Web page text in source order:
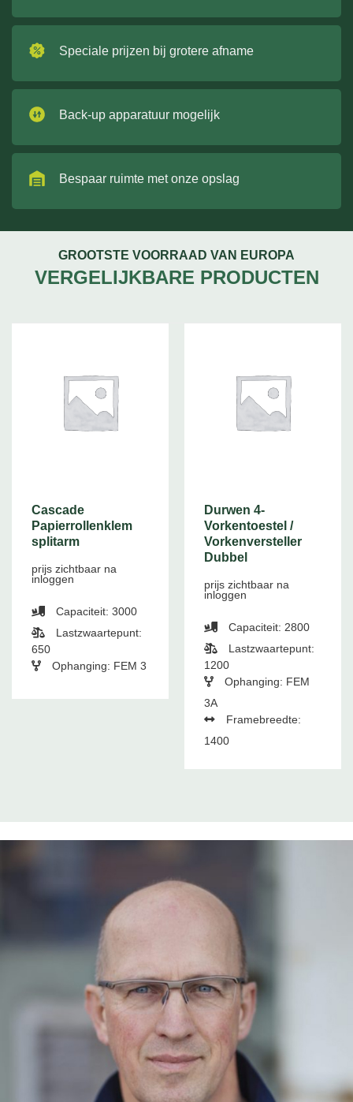
Speciale prijzen bij grotere afname
Back-up apparatuur mogelijk
Bespaar ruimte met onze opslag
GROOTSTE VOORRAAD VAN EUROPA
VERGELIJKBARE PRODUCTEN
Cascade
Papierrollenklem
splitarm
prijs zichtbaar na
inloggen
Capaciteit: 3000
Lastzwaartepunt:
650
Ophanging: FEM 3
Durwen 4-
Vorkentoestel /
Vorkenversteller
Dubbel
prijs zichtbaar na
inloggen
Capaciteit: 2800
Lastzwaartepunt:
1200
Ophanging: FEM
3A
Framebreedte:
1400